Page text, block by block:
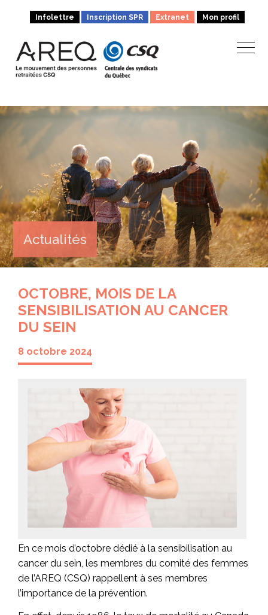
Infolettre Inscription SPR Extranet Mon profil
Actualités
OCTOBRE, MOIS DE LA
SENSIBILISATION AU CANCER
DU SEIN
8 octobre 2024
En ce mois d’octobre dédié à la sensibilisation au
cancer du sein, les membres du comité des femmes
de l’AREQ (CSQ) rappellent à ses membres
l’importance de la prévention.